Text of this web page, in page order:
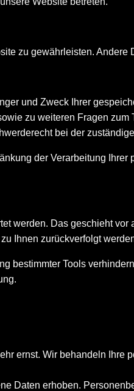
zu gewährleisten.
und Zweck Ihrer
zu weiteren Fragen
bei der
der Verarbeitung
werden. Das geschieht
Ihnen zurückverfolgt
bestimmter Tools
ernst. Wir behandeln
Daten erhoben.